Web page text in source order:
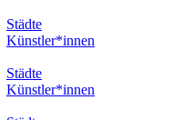
Städte
Künstler*innen
Städte
Künstler*innen